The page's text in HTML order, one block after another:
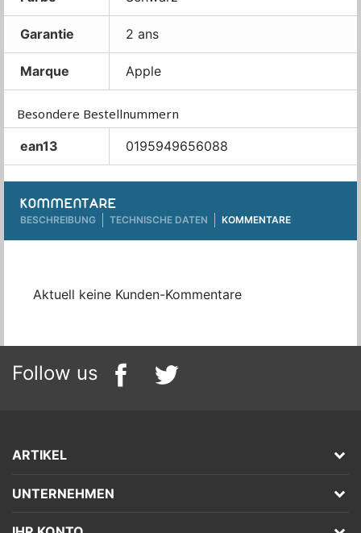
Garantie 2 ans
Marque Apple
Besondere Bestellnummern
ean13
0195949656088
KOMMENTARE
BESCHREIBUNG TECHNISCHE DATEN KOMMENTARE
Aktuell keine Kunden-Kommentare
Follow us
ARTIKEL
UNTERNEHMEN